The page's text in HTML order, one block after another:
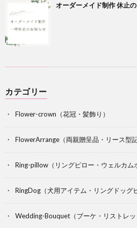
オーダーメイド制作 休止
カテゴリー
Flower-crown（花冠・髪飾り）
FlowerArrange（両親贈呈品・リース型記
Ring-pillow（リングピロー・ウェルカム
RingDog（犬用アイテム・リングドッグ
Wedding-Bouquet（ブーケ・リストレッ